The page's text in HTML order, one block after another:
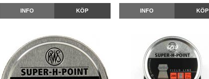
INFO KÖP INFO KÖP